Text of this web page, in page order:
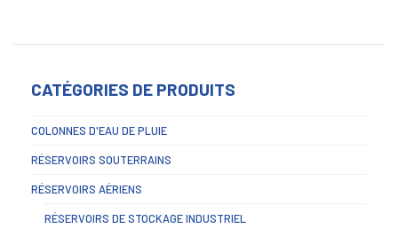
CATÉGORIES DE PRODUITS
COLONNES D'EAU DE PLUIE
RÉSERVOIRS SOUTERRAINS
RÉSERVOIRS AÉRIENS
RÉSERVOIRS DE STOCKAGE INDUSTRIEL